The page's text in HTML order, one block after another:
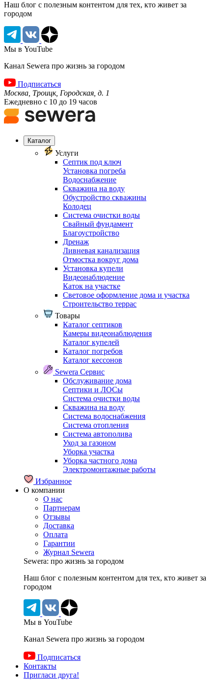
Наш блог c полезным контентом для тех, кто живет за
городом
Мы в YouTube
Канал Sewera про жизнь за городом
Подписаться
Москва, Троицк, Городская, д. 1
Ежедневно с 10 до 19 часов
Каталог
Услуги
Септик под ключ
Установка погреба
Водоснабжение
Скважина на воду
Обустройство скважины
Колодец
Система очистки воды
Свайный фундамент
Благоустройство
Дренаж
Ливневая канализация
Отмостка вокруг дома
Установка купели
Видеонаблюдение
Каток на участке
Световое оформление дома и участка
Строительство террас
Товары
Каталог септиков
Камеры видеонаблюдения
Каталог купелей
Каталог погребов
Каталог кессонов
Sewera Сервис
Обслуживание дома
Септики и ЛОСы
Система очистки воды
Скважина на воду
Система водоснабжения
Система отопления
Система автополива
Уход за газоном
Уборка участка
Уборка частного дома
Электромонтажные работы
Избранное
О компании
О нас
Партнерам
Отзывы
Доставка
Оплата
Гарантии
Журнал Sewera
Sewera: про жизнь за городом
Наш блог c полезным контентом для тех, кто живет за
городом
Мы в YouTube
Канал Sewera про жизнь за городом
Подписаться
Контакты
Пригласи друга!